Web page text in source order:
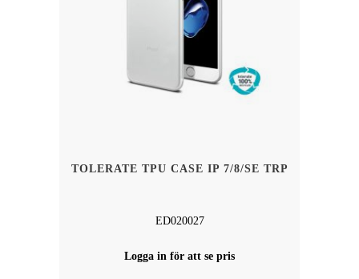
TOLERATE TPU CASE IP 7/8/SE TRP
ED020027
Logga in för att se pris